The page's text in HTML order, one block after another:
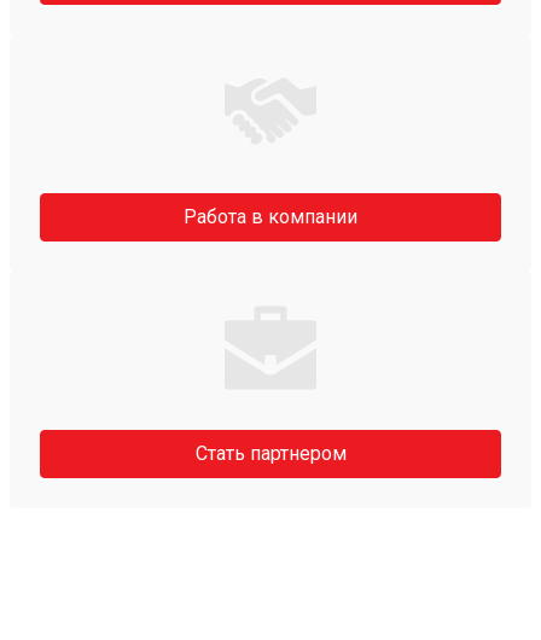
Работа в компании
Стать партнером